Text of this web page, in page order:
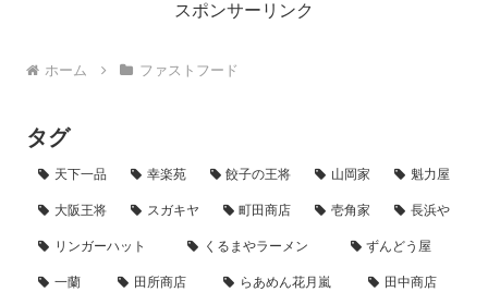
スポンサーリンク
ホーム ファストフード
タグ
天下一品 幸楽苑 餃子の王将 山岡家 魁力屋
大阪王将 スガキヤ 町田商店 壱角家 長浜や
リンガーハット くるまやラーメン ずんどう屋
一蘭 田所商店 らあめん花月嵐 田中商店